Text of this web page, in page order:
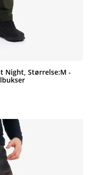
Night, Størrelse:M -